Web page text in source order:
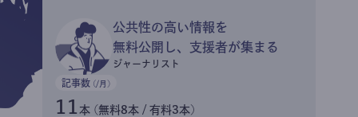
公共性の高い情報を
無料公開し、支援者が集まる
ジャーナリスト
記事数 (/月)
11 本 (無料8本 / 有料3本)